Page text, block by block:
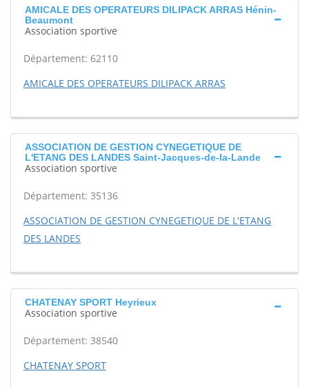
AMICALE DES OPERATEURS DILIPACK ARRAS Hénin-
Beaumont
Association sportive
Département: 62110
AMICALE DES OPERATEURS DILIPACK ARRAS
ASSOCIATION DE GESTION CYNEGETIQUE DE
L'ETANG DES LANDES Saint-Jacques-de-la-Lande
Association sportive
Département: 35136
ASSOCIATION DE GESTION CYNEGETIQUE DE L'ETANG
DES LANDES
CHATENAY SPORT Heyrieux
Association sportive
Département: 38540
CHATENAY SPORT